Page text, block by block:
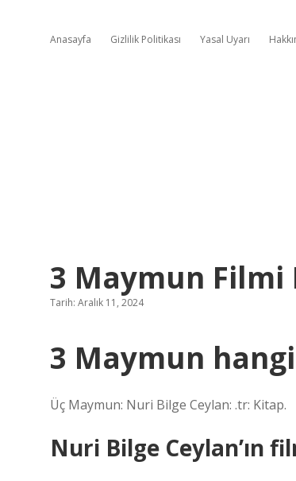
Anasayfa Gizlilik Politikası Yasal Uyarı
3 Maymun
Tarih: Aralık 11, 2024
3 Maymun
Üç Maymun: Nuri Bilge Ceylan: .tr: Kitap.
Nuri Bilge Ceylan’ın